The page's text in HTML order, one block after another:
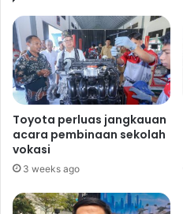
Toyota perluas jangkauan
acara pembinaan sekolah
vokasi
3 weeks ago